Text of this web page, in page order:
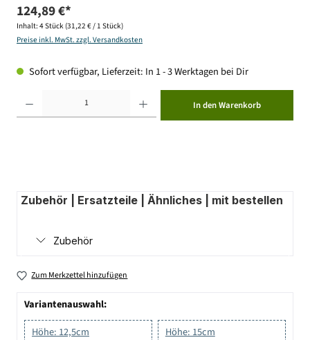
124,89 €*
Inhalt: 4 Stück (31,22 € / 1 Stück)
Preise inkl. MwSt. zzgl. Versandkosten
Sofort verfügbar, Lieferzeit: In 1 - 3 Werktagen bei Dir
In den Warenkorb
Zubehör | Ersatzteile | Ähnliches | mit bestellen
Zubehör
Zum Merkzettel hinzufügen
Variantenauswahl:
Höhe: 12,5cm
Höhe: 15cm